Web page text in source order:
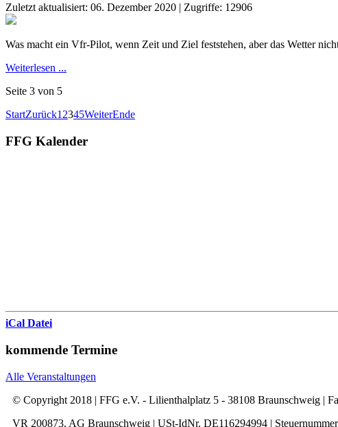
Zuletzt aktualisiert: 06. Dezember 2020 | Zugriffe: 12906
Was macht ein Vfr-Pilot, wenn Zeit und Ziel feststehen, aber das Wetter
Weiterlesen ...
Seite 3 von 5
StartZurück1 2345WeiterEnde
FFG Kalender
iCal Datei
kommende Termine
Alle Veranstaltungen
© Copyright 2018 | FFG e.V. - Lilienthalplatz 5 - 38108 Braunschweig |
VR 200873, AG Braunschweig | USt-IdNr. DE116294994 |